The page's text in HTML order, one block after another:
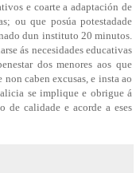
e coarte a adaptación de
ou que posúa potestadade
dun instituto 20 minutos.
ás necesidades educativas
dos menores aos que
caben excusas, e insta ao
se implique e obrigue á
de calidade e acorde a eses